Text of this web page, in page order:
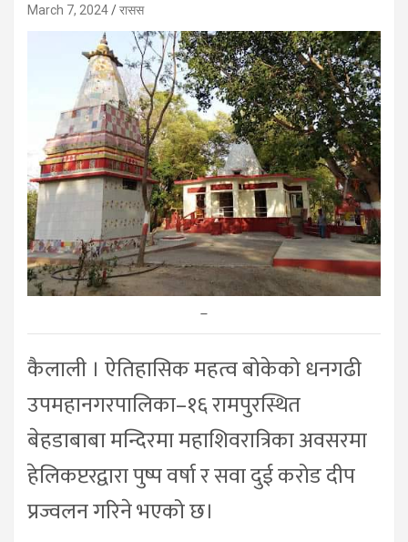
March 7, 2024 रासस
–
कैलाली । ऐतिहासिक महत्व बोकेको धनगढी
उपमहानगरपालिका–१६ रामपुरस्थित
बेहडाबाबा मन्दिरमा महाशिवरात्रिका अवसरमा
हेलिकप्टरद्वारा पुष्प वर्षा र सवा दुई करोड दीप
प्रज्वलन गरिने भएको छ।